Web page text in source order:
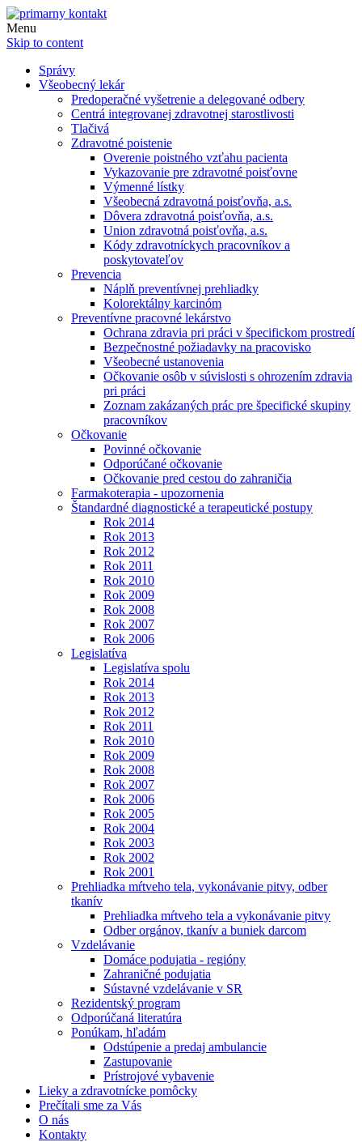
Menu
Skip to content
Správy
Všeobecný lekár
Predoperačné vyšetrenie a delegované odbery
Centrá integrovanej zdravotnej starostlivosti
Tlačivá
Zdravotné poistenie
Overenie poistného vzťahu pacienta
Vykazovanie pre zdravotné poisťovne
Výmenné lístky
Všeobecná zdravotná poisťovňa, a.s.
Dôvera zdravotná poisťovňa, a.s.
Union zdravotná poisťovňa, a.s.
Kódy zdravotníckych pracovníkov a
poskytovateľov
Prevencia
Náplň preventívnej prehliadky
Kolorektálny karcinóm
Preventívne pracovné lekárstvo
Ochrana zdravia pri práci v špecifickom prostredí
Bezpečnostné požiadavky na pracovisko
Všeobecné ustanovenia
Očkovanie osôb v súvislosti s ohrozením zdravia
pri práci
Zoznam zakázaných prác pre špecifické skupiny
pracovníkov
Očkovanie
Povinné očkovanie
Odporúčané očkovanie
Očkovanie pred cestou do zahraničia
Farmakoterapia - upozornenia
Štandardné diagnostické a terapeutické postupy
Rok 2014
Rok 2013
Rok 2012
Rok 2011
Rok 2010
Rok 2009
Rok 2008
Rok 2007
Rok 2006
Legislatíva
Legislatíva spolu
Rok 2014
Rok 2013
Rok 2012
Rok 2011
Rok 2010
Rok 2009
Rok 2008
Rok 2007
Rok 2006
Rok 2005
Rok 2004
Rok 2003
Rok 2002
Rok 2001
Prehliadka mŕtveho tela, vykonávanie pitvy, odber
tkanív
Prehliadka mŕtveho tela a vykonávanie pitvy
Odber orgánov, tkanív a buniek darcom
Vzdelávanie
Domáce podujatia - regióny
Zahraničné podujatia
Sústavné vzdelávanie v SR
Rezidentský program
Odporúčaná literatúra
Ponúkam, hľadám
Odstúpenie a predaj ambulancie
Zastupovanie
Prístrojové vybavenie
Lieky a zdravotnícke pomôcky
Prečítali sme za Vás
O nás
Kontakty